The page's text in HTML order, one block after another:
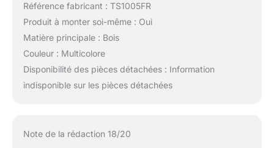
Référence fabricant : TS1005FR
Produit à monter soi-même : Oui
Matière principale : Bois
Couleur : Multicolore
Disponibilité des pièces détachées : Information
indisponible sur les pièces détachées
Note de la rédaction 18/20